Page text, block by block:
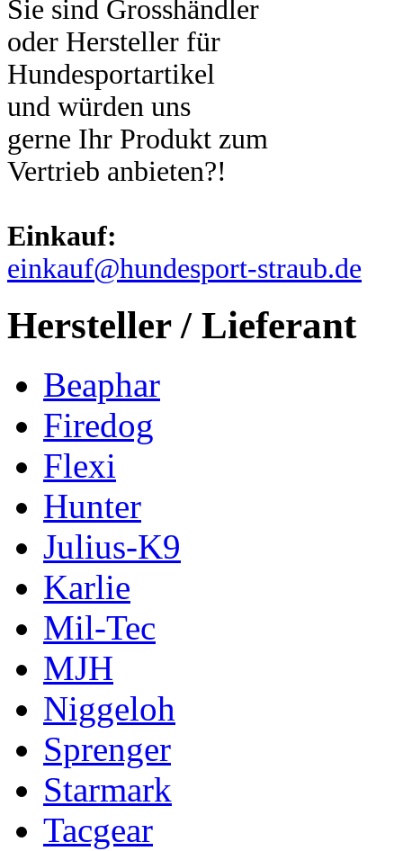
Sie sind Grosshändler
oder Hersteller für
Hundesportartikel
und würden uns
gerne Ihr Produkt zum
Vertrieb anbieten?!
Einkauf:
einkauf@hundesport-straub.de
Hersteller / Lieferant
Beaphar
Firedog
Flexi
Hunter
Julius-K9
Karlie
Mil-Tec
MJH
Niggeloh
Sprenger
Starmark
Tacgear